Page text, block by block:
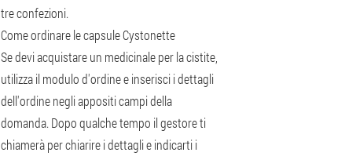
tre confezioni.
Come ordinare le capsule Cystonette
Se devi acquistare un medicinale per la cistite,
utilizza il modulo d'ordine e inserisci i dettagli
dell'ordine negli appositi campi della
domanda. Dopo qualche tempo il gestore ti
chiamerà per chiarire i dettagli e indicarti i